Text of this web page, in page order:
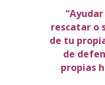
rescatar o
de tu
de
propias